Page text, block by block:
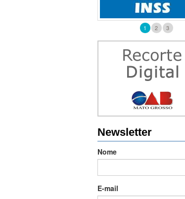
1 2 3
Newsletter
Nome
E-mail